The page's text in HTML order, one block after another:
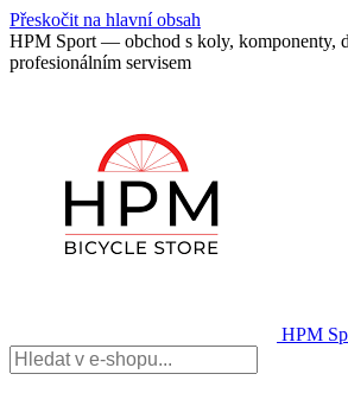
Přeskočit na hlavní obsah
HPM Sport — obchod s koly, komponenty,
profesionálním servisem
HPM